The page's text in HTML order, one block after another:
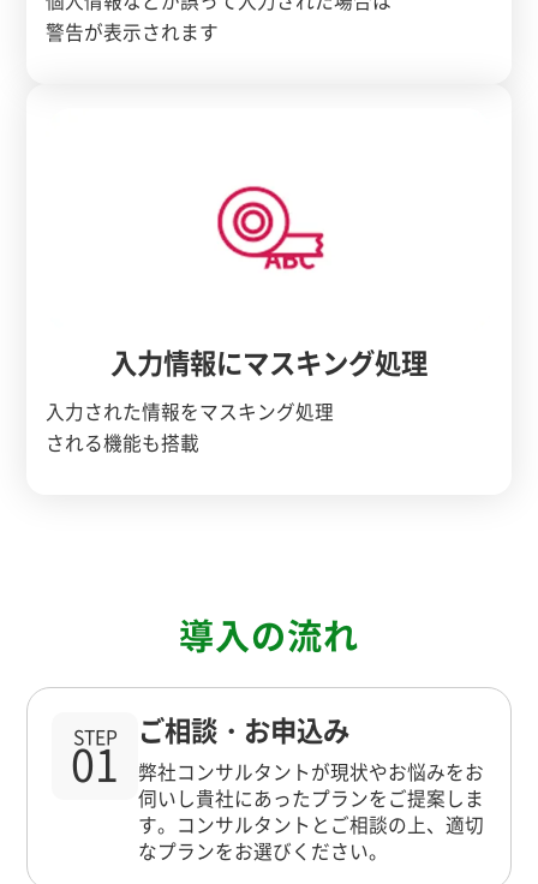
警告が表示されます
入力情報にマスキング処理
入力された情報をマスキング処理
される機能も搭載
導入の流れ
STEP
01
ご相談・お申込み
弊社コンサルタントが現状やお悩みをお
伺いし貴社にあったプランをご提案しま
す。コンサルタントとご相談の上、適切
なプランをお選びください。